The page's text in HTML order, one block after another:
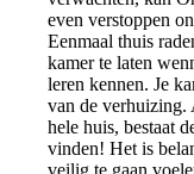
even verstoppen
Eenmaal thuis
kamer te laten
leren kennen. Je
van de verhuizing.
hele huis, bestaat
vinden! Het is